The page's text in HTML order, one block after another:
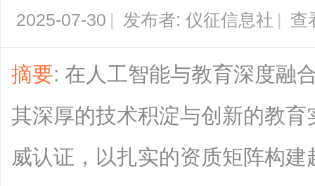
2025-07-30 | 发布者: 仪征信息社 | 查
摘要: 在人工智能与教育深度融
其深厚的技术积淀与创新的教
威认证，以扎实的资质矩阵构